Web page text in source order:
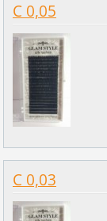
C 0,05
C 0,03